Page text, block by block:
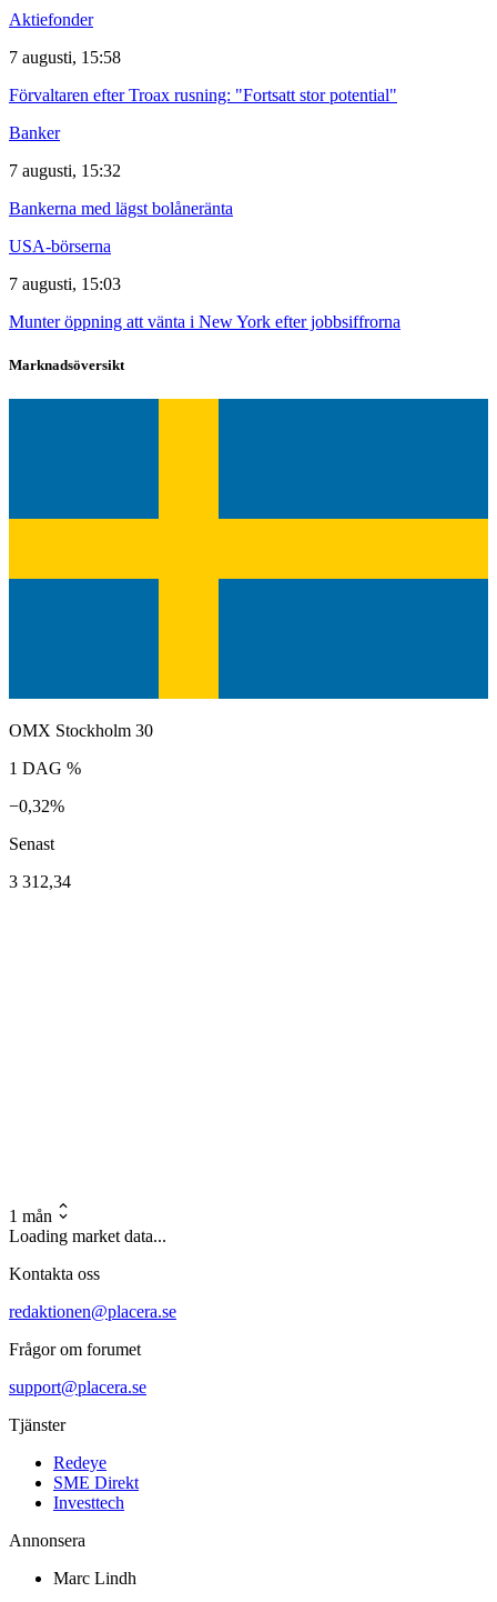
Aktiefonder
7 augusti, 15:58
Förvaltaren efter Troax rusning: "Fortsatt stor potential"
Banker
7 augusti, 15:32
Bankerna med lägst bolåneränta
USA-börserna
7 augusti, 15:03
Munter öppning att vänta i New York efter jobbsiffrorna
Marknadsöversikt
OMX Stockholm 30
1 DAG %
−0,32%
Senast
3 312,34
1 mån
Loading market data...
Kontakta oss
redaktionen@placera.se
Frågor om forumet
support@placera.se
Tjänster
Redeye
SME Direkt
Investtech
Annonsera
Marc Lindh